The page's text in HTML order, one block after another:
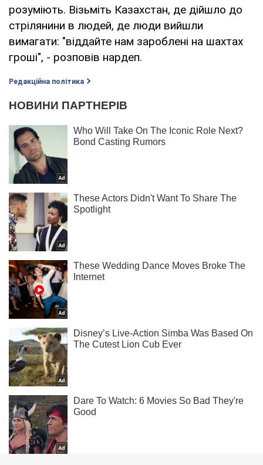
розуміють. Візьміть Казахстан, де дійшло до
стрілянини в людей, де люди вийшли
вимагати: "віддайте нам зароблені на шахтах
гроші", - розповів нардеп.
Редакційна політика